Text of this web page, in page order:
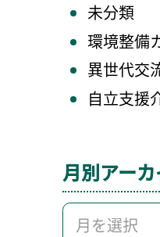
未分類
環境整備
異世代交
自立支援
月別アー